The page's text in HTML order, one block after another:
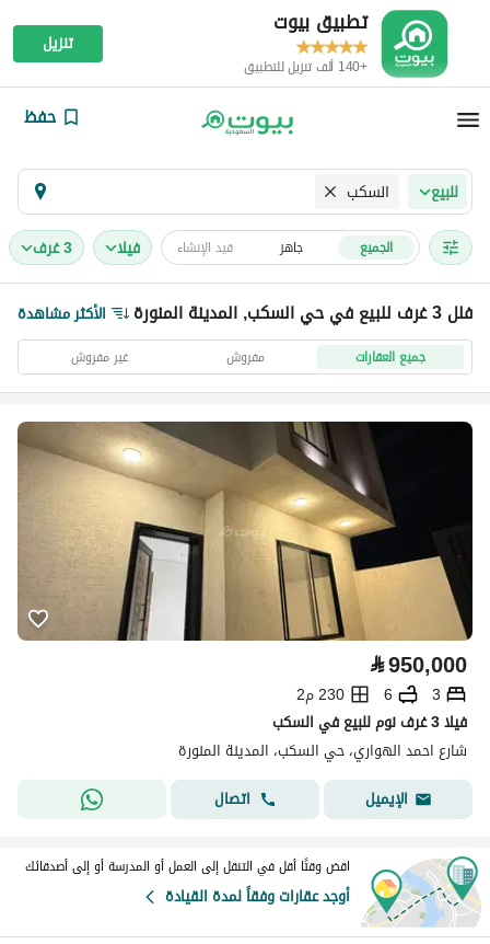
تطبيق بيوت
+140 ألف تنزيل للتطبيق
تنزيل
حفظ
للبيع السكب
الجميع جاهز قيد الإنشاء فیلا 3 غرف
فلل 3 غرف للبيع في حي السكب, المدينة المنورة الأكثر مشاهدة
جميع العقارات مفروش غير مفروش
⃁950,000
3
6
230 م2
فيلا 3 غرف نوم للبيع في السكب
شارع احمد الهواري، حي السكب، المدينة المنورة
الإيميل
اتصال
اقض وقتًا أقل في التنقل إلى العمل أو المدرسة أو إلى أصدقائك
أوجد عقارات وفقاً لمدة القيادة